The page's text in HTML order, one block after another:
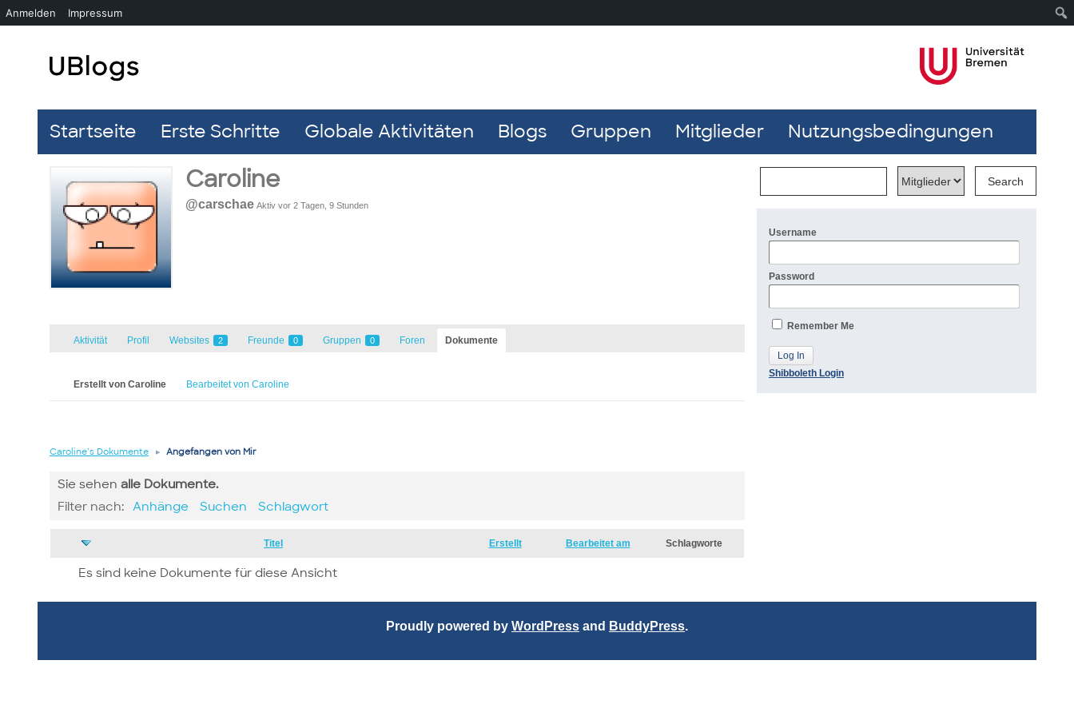
Startseite Erste Schritte Globale Aktivitäten Blogs Gruppen Mitglieder Nutzungsbedingungen
Caroline
@carschae Aktiv vor 2 Tagen, 9 Stunden
Aktivität Profil Websites 2 Freunde 0 Gruppen 0 Foren Dokumente
Erstellt von Caroline Bearbeitet von Caroline
Caroline’s Dokumente ▸ Angefangen von Mir
Sie sehen alle Dokumente.
Filter nach: Anhänge Suchen Schlagwort
Titel Erstellt Bearbeitet am Schlagworte
Es sind keine Dokumente für diese Ansicht
Username
Password
Remember Me
Shibboleth Login
Proudly powered by WordPress and BuddyPress.
Anmelden Impressum